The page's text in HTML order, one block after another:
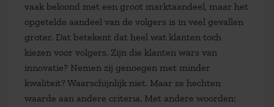
vaak beloond met een groot marktaandeel, maar het
opgetelde aandeel van de volgers is in veel gevallen
groter. Dat betekent dat heel wat klanten toch
kiezen voor volgers. Zijn die klanten wars van
innovatie? Nemen zij genoegen met minder
kwaliteit? Waarschijnlijk niet. Maar ze hechten
waarde aan andere criteria. Met andere woorden: